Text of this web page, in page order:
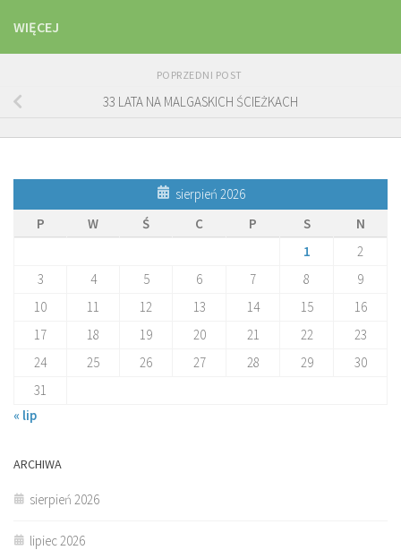
WIĘCEJ
POPRZEDNI POST
33 LATA NA MALGASKICH ŚCIEŻKACH
sierpień 2026
P
W Ś C P S
N
1
2
3
4 5 6 7 8
9
10
11 12 13 14 15
16
17
18 19 20 21 22
23
24
25 26 27 28 29
30
31
« lip
ARCHIWA
sierpień 2026
lipiec 2026